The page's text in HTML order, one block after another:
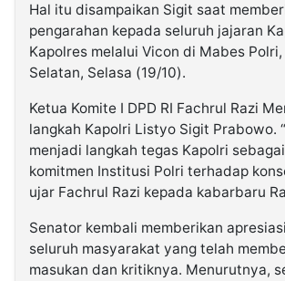
Hal itu disampaikan Sigit saat
pengarahan kepada seluruh jajaran
Kapolres melalui Vicon di Mabes
Selatan, Selasa (19/10).
Ketua Komite I DPD RI Fachrul Razi
langkah Kapolri Listyo Sigit Prabowo.
menjadi langkah tegas Kapolri
komitmen Institusi Polri terhadap
ujar Fachrul Razi kepada kabarbaru
Senator kembali memberikan
seluruh masyarakat yang telah
masukan dan kritiknya. Menurutnya,